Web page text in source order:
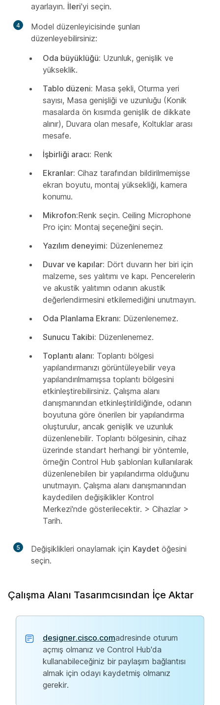
ayarlayın. İleri'yi seçin.
4
Model düzenleyicisinde şunları
düzenleyebilirsiniz:
Oda büyüklüğü: Uzunluk, genişlik ve
yükseklik.
Tablo düzeni: Masa şekli, Oturma yeri
sayısı, Masa genişliği ve uzunluğu (Konik
masalarda ön kısımda genişlik de dikkate
alınır), Duvara olan mesafe, Koltuklar arası
mesafe.
İşbirliği aracı: Renk
Ekranlar: Cihaz tarafından bildirilmemişse
ekran boyutu, montaj yüksekliği, kamera
konumu.
Mikrofon:Renk seçin. Ceiling Microphone
Pro için: Montaj seçeneğini seçin.
Yazılım deneyimi: Düzenlenemez
Duvar ve kapılar: Dört duvarın her biri için
malzeme, ses yalıtımı ve kapı. Pencerelerin
ve akustik yalıtımın odanın akustik
değerlendirmesini etkilemediğini unutmayın.
Oda Planlama Ekranı: Düzenlenemez.
Sunucu Takibi: Düzenlenemez.
Toplantı alanı: Toplantı bölgesi
yapılandırmanızı görüntüleyebilir veya
yapılandırılmamışsa toplantı bölgesini
etkinleştirebilirsiniz. Çalışma alanı
danışmanından etkinleştirildiğinde, odanın
boyutuna göre önerilen bir yapılandırma
oluşturulur, ancak genişlik ve uzunluk
düzenlenebilir. Toplantı bölgesinin, cihaz
üzerinde standart herhangi bir yöntemle,
örneğin Control Hub şablonları kullanılarak
düzenlenebilen bir yapılandırma olduğunu
unutmayın. Çalışma alanı danışmanından
kaydedilen değişiklikler Kontrol
Merkezi'nde gösterilecektir. > Cihazlar >
Tarih.
5 Değişiklikleri onaylamak için Kaydet öğesini
seçin.
Çalışma Alanı Tasarımcısından İçe Aktar
designer.cisco.comadresinde oturum
açmış olmanız ve Control Hub'da
kullanabileceğiniz bir paylaşım bağlantısı
almak için odayı kaydetmiş olmanız
gerekir.